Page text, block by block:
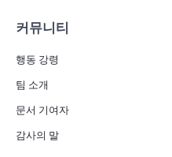
커뮤니티
행동 강령
팀 소개
문서 기여자
감사의 말